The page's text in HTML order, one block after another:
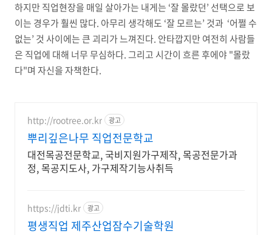
하지만 직업현장을 매일 살아가는 내게는 ‘잘 몰랐던’선택으로 보
이는 경우가 훨씬 많다. 아무리 생각해도 ‘잘 모르는’것과 ‘어쩔 수
없는’것 사이에는 큰 괴리가 느껴진다. 안타깝지만 여전히 사람들
은 직업에 대해 너무 무심하다. 그리고 시간이 흐른 후에야 "몰랐
다"며 자신을 자책한다.
http://rootree.or.kr 광고
뿌리깊은나무 직업전문학교
대전목공전문학교, 국비지원가구제작, 목공전문가과
정, 목공지도사, 가구제작기능사취득
https://jdti.kr 광고
평생직업 제주산업잠수기술학원